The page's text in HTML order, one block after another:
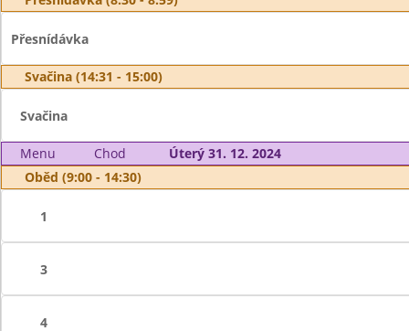
Přesnídávka
Svačina (14:31 - 15:00)
Svačina
Menu Chod
Úterý 31. 12. 2024
Oběd (9:00 - 14:30)
1
3
4